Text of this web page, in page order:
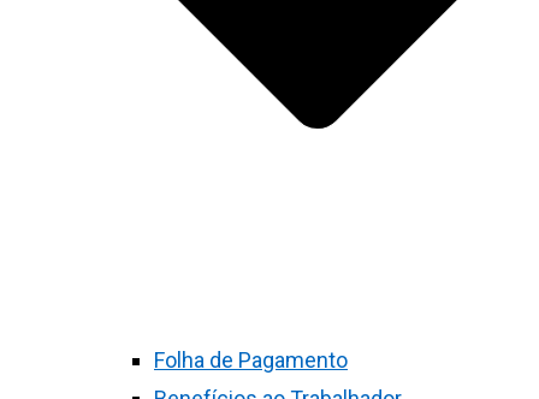
Folha de Pagamento